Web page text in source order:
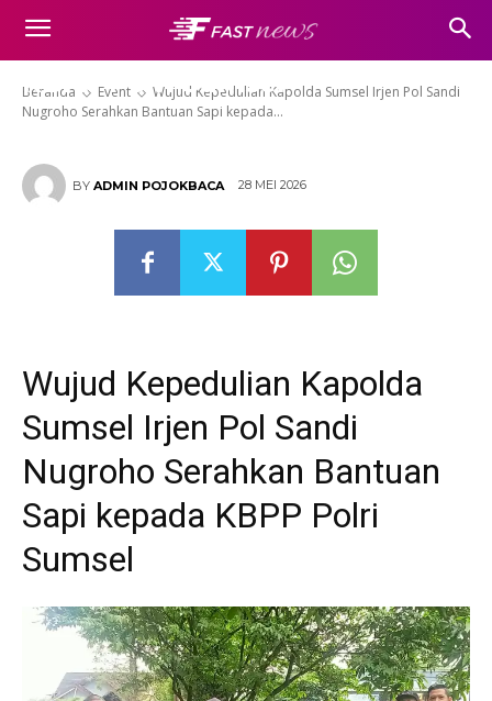
Beranda Event
Wujud Kepedulian Kapolda Sumsel Irjen Pol Sandi
Nugroho Serahkan Bantuan Sapi kepada...
Sumsel Irjen Pol Sandi Nugroho
Serahkan Bantuan Sapi kepada
KBPP Polri Sumsel
BY ADMIN POJOKBACA 28 MEI 2026
Wujud Kepedulian Kapolda
Sumsel Irjen Pol Sandi
Nugroho Serahkan Bantuan
Sapi kepada KBPP Polri
Sumsel